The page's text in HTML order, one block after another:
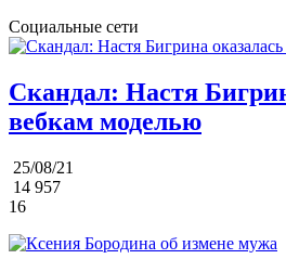
Социальные сети
Скандал: Настя
вебкам моделью
25/08/21
14 957
16